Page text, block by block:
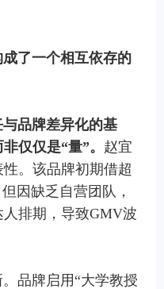
成了一个相互依存的
品牌差异化的基
非仅仅是“量”。 赵宜
。该品牌初期借超
因缺乏自营团队，
排期，导致GMV波
品牌启用“大学教授